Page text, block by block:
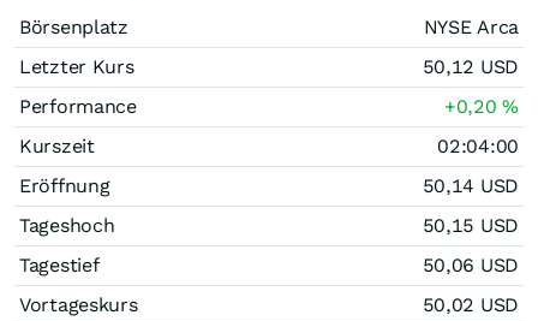
Börsenplatz
NYSE Arca
Letzter Kurs
50,12 USD
Performance
+0,20%
Kurszeit
02:04:00
Eröffnung
50,14 USD
Tageshoch
50,15 USD
Tagestief
50,06 USD
Vortageskurs
50,02 USD